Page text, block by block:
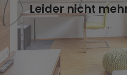
Leider nicht